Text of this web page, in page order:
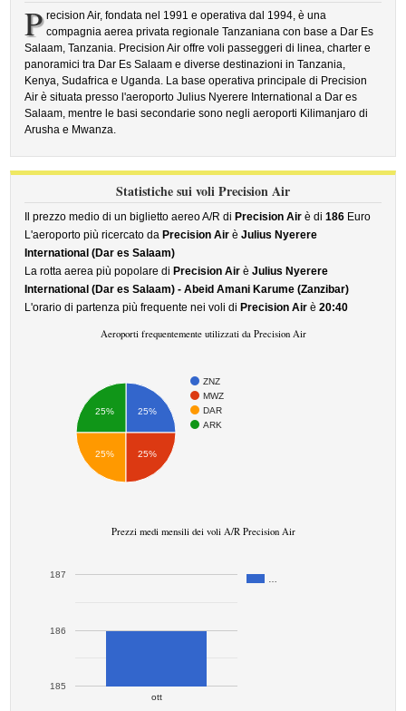
P recision Air, fondata nel 1991 e operativa dal 1994, è una
compagnia aerea privata regionale Tanzaniana con base a Dar Es
Salaam, Tanzania. Precision Air offre voli passeggeri di linea, charter e
panoramici tra Dar Es Salaam e diverse destinazioni in Tanzania,
Kenya, Sudafrica e Uganda. La base operativa principale di Precision
Air è situata presso l'aeroporto Julius Nyerere International a Dar es
Salaam, mentre le basi secondarie sono negli aeroporti Kilimanjaro di
Arusha e Mwanza.
Statistiche sui voli Precision Air
Il prezzo medio di un biglietto aereo A/R di Precision Air è di186 Euro
L'aeroporto più ricercato da Precision Air èJulius Nyerere
International (Dar es Salaam)
La rotta aerea più popolare di Precision Air èJulius Nyerere
International (Dar es Salaam) - Abeid Amani Karume (Zanzibar)
L'orario di partenza più frequente nei voli di Precision Air è20:40
Aeroporti frequentemente utilizzati da Precision Air
ZNZ
MWZ
DAR
ARK
25%
25%
25% 25%
Prezzi medi mensili dei voli A/R Precision Air
ott
185
186
187